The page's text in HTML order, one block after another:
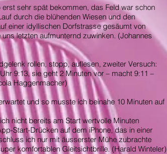
sehr spät bekommen, das Feld war schon
durch die blühenden Wiesen und den
einer idyllischen Dorfstrasse gesäumt von
letzten aufmunternd zuwinken. (Johannes
rollen, stopp, auflesen, zweiter Versuch:
9:13, sie geht 2 Minuten vor – macht 9:11 –
Haggenmacher)
und so musste ich beinahe 10 Minuten auf
nicht bereits am Start wertvolle Minuten
Start-Drücken auf dem iPhone, das in einer
ich nur mit äusserster Mühe zubrachte
komfortablen Gleitsichtbrille. (Harald Winteler)